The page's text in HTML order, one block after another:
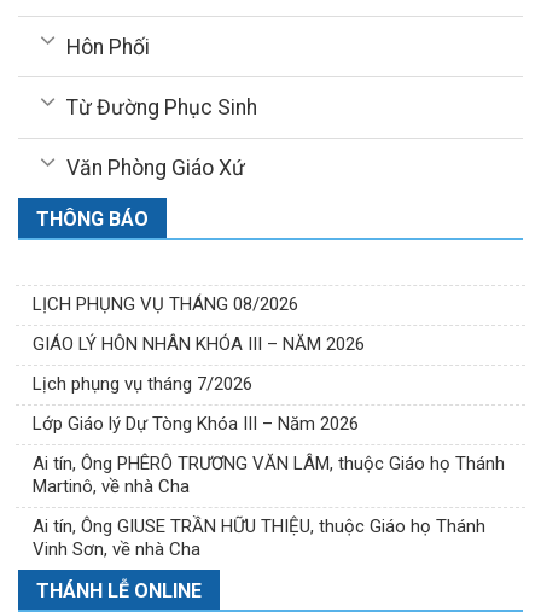
Hôn Phối
Từ Đường Phục Sinh
Văn Phòng Giáo Xứ
THÔNG BÁO
LỊCH PHỤNG VỤ THÁNG 08/2026
GIÁO LÝ HÔN NHÂN KHÓA III – NĂM 2026
Lịch phụng vụ tháng 7/2026
Lớp Giáo lý Dự Tòng Khóa III – Năm 2026
Ai tín, Ông PHÊRÔ TRƯƠNG VĂN LÂM, thuộc Giáo họ Thánh
Martinô, về nhà Cha
Ai tín, Ông GIUSE TRẦN HỮU THIỆU, thuộc Giáo họ Thánh
Vinh Sơn, về nhà Cha
THÁNH LỄ ONLINE